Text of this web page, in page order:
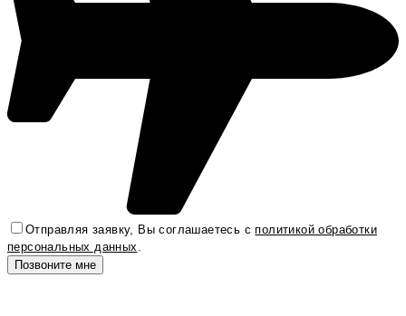
Отправляя заявку, Вы соглашаетесь сполитикой обработки
персональных данных.